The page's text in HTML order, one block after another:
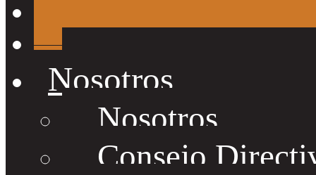
Nosotros
Nosotros
Consejo